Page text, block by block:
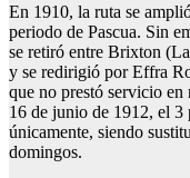
En 1910, la ruta se
periodo de Pascua. Sin
se retiró entre Brixton
y se redirigió por Effra
que no prestó servicio
16 de junio de 1912, el 3
únicamente, siendo
domingos.